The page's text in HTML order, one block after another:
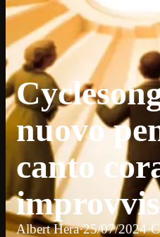
nuovo
canto
Albert Hera·25/07/2024·